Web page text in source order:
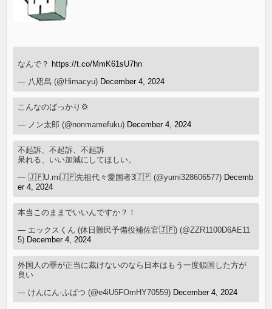
なんで？ https://t.co/MmK61sU7hn
— 八咫烏 (@Himacyu) December 4, 2024
こんなのばっかり💢
— ノン太郎 (@nonmamefuku) December 4, 2024
不起訴、不起訴、不起訴
呆れる、いい加減にしてほしい。
— 🇯🇵U.mi🇯🇵先祖代々愛国者3🇯🇵 (@yumi328606577) Decemb
er 4, 2024
本当このままでいいんですか？！
— エックスくん (休日難民予備役補佐官🇯🇵) (@ZZR1100D6AE11
5) December 4, 2024
外国人の罪が正当に裁けないのなら日本はもう一度鎖国した方が
良い
— けんにん-ふばつ (@e4iU5FOmHY70559) December 4, 2024